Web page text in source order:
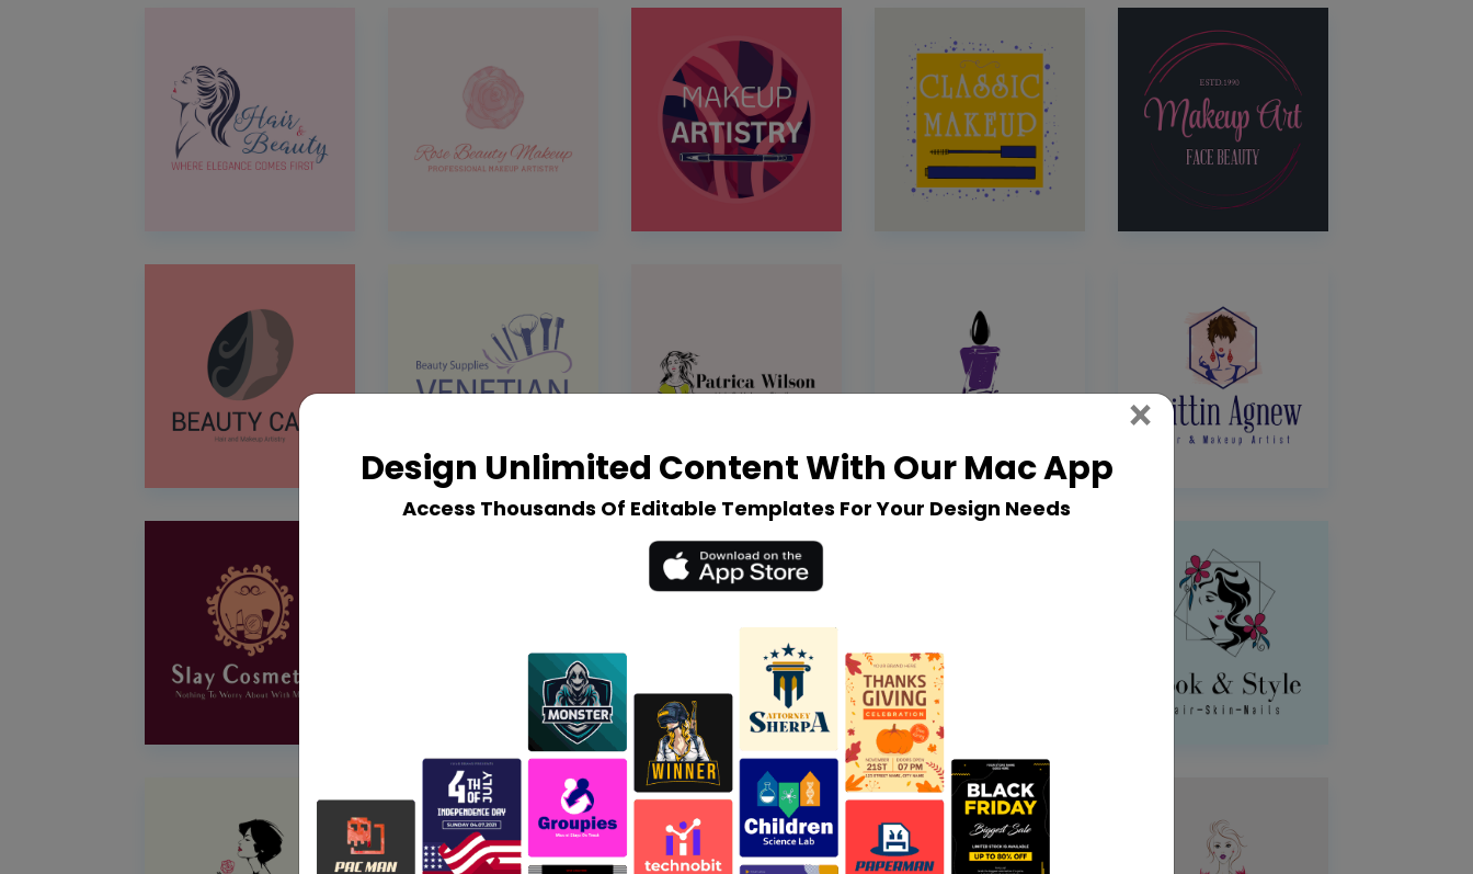
Design Unlimited Content With Our Mac App
Access Thousands Of Editable Templates For Your Design Needs
× Close